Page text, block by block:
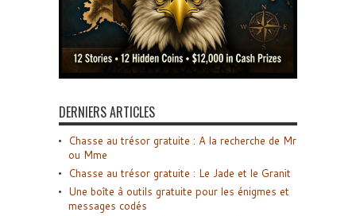
DERNIERS ARTICLES
Chasse au trésor gratuite : A la recherche de Mr
ou Mme
Chasse au trésor gratuite : Le Jade et le Granit
Une boîte à outils gratuite pour les énigmes et
messages codés